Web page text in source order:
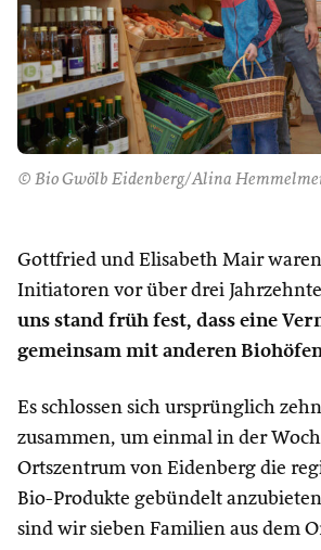
© Bio Gwölb Eidenberg/Alina
Gottfried und Elisabeth Mair
Initiatoren vor über drei
uns stand früh fest, dass eine
gemeinsam mit anderen
Es schlossen sich ursprünglich
zusammen, um einmal in der
Ortszentrum von Eidenberg die
Bio-Produkte gebündelt
sind wir sieben Familien aus dem